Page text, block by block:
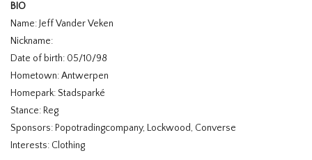
BIO
Name: Jeff Vander Veken
Nickname:
Date of birth: 05/10/98
Hometown: Antwerpen
Homepark: Stadsparké
Stance: Reg
Sponsors: Popotradingcompany, Lockwood, Converse
Interests: Clothing